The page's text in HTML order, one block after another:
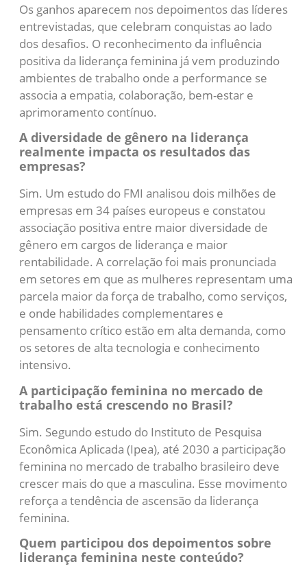
Os ganhos aparecem nos depoimentos das líderes
entrevistadas, que celebram conquistas ao lado
dos desafios. O reconhecimento da influência
positiva da liderança feminina já vem produzindo
ambientes de trabalho onde a performance se
associa a empatia, colaboração, bem-estar e
aprimoramento contínuo.
A diversidade de gênero na liderança
realmente impacta os resultados das
empresas?
Sim. Um estudo do FMI analisou dois milhões de
empresas em 34 países europeus e constatou
associação positiva entre maior diversidade de
gênero em cargos de liderança e maior
rentabilidade. A correlação foi mais pronunciada
em setores em que as mulheres representam uma
parcela maior da força de trabalho, como serviços,
e onde habilidades complementares e
pensamento crítico estão em alta demanda, como
os setores de alta tecnologia e conhecimento
intensivo.
A participação feminina no mercado de
trabalho está crescendo no Brasil?
Sim. Segundo estudo do Instituto de Pesquisa
Econômica Aplicada (Ipea), até 2030 a participação
feminina no mercado de trabalho brasileiro deve
crescer mais do que a masculina. Esse movimento
reforça a tendência de ascensão da liderança
feminina.
Quem participou dos depoimentos sobre
liderança feminina neste conteúdo?